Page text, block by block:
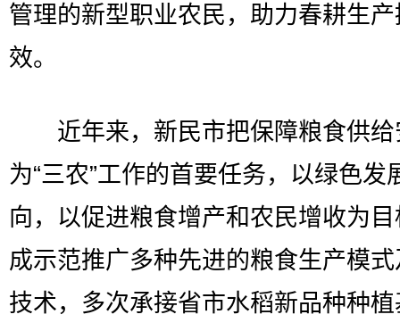
管理的新型职业农民，助力春耕生
效。
近年来，新民市把保障粮食供给
为“三农”工作的首要任务，以绿色发
向，以促进粮食增产和农民增收为
成示范推广多种先进的粮食生产模
技术，多次承接省市水稻新品种种